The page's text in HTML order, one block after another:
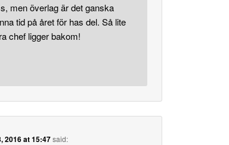
men överlag är det ganska
tid på året för has del. Så lite
chef ligger bakom!
2016 at 15:47said: